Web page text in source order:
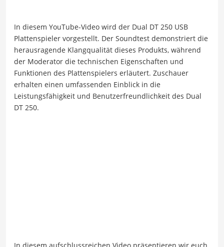
In diesem YouTube-Video wird der Dual DT 250 USB
Plattenspieler vorgestellt. Der Soundtest demonstriert die
herausragende Klangqualität dieses Produkts, während
der Moderator die technischen Eigenschaften und
Funktionen des Plattenspielers erläutert. Zuschauer
erhalten einen umfassenden Einblick in die
Leistungsfähigkeit und Benutzerfreundlichkeit des Dual
DT 250.
In diesem aufschlussreichen Video präsentieren wir euch